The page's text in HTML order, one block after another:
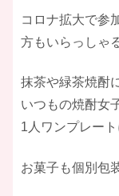
コロナ拡大で参
方もいらっしゃ
抹茶や緑茶焼酎
いつもの焼酎女
1人ワンプレート
お菓子も個別包